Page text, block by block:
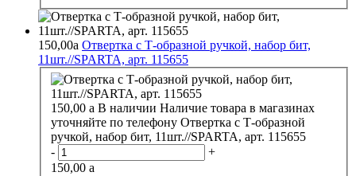
150,00a Отвертка с Т-образной ручкой, набор бит,
11шт.//SPARTA, арт. 115655
150,00 a В наличии Наличие товара в магазинах
уточняйте по телефону Отвертка с Т-образной
ручкой, набор бит, 11шт.//SPARTA, арт. 115655
-
+
150,00 a